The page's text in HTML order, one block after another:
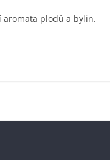
aromata plodů a bylin.